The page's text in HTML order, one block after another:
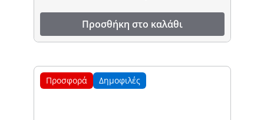
Προσθήκη στο καλάθι
Προσφορά Δημοφιλές